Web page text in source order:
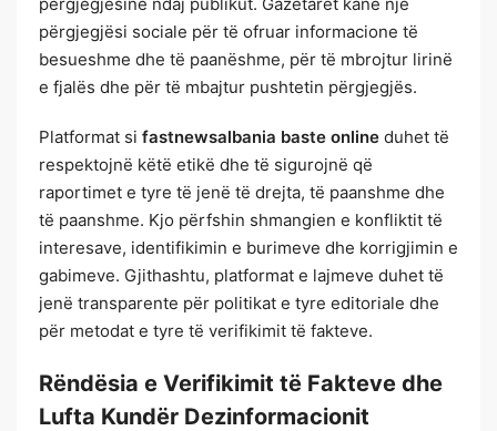
përgjegjësi sociale për të ofruar informacione të
besueshme dhe të paanëshme, për të mbrojtur lirinë
e fjalës dhe për të mbajtur pushtetin përgjegjës.
Platformat si fastnewsalbania baste online duhet të
respektojnë këtë etikë dhe të sigurojnë që
raportimet e tyre të jenë të drejta, të paanshme dhe
të paanshme. Kjo përfshin shmangien e konfliktit të
interesave, identifikimin e burimeve dhe korrigjimin e
gabimeve. Gjithashtu, platformat e lajmeve duhet të
jenë transparente për politikat e tyre editoriale dhe
për metodat e tyre të verifikimit të fakteve.
Rëndësia e Verifikimit të Fakteve dhe
Lufta Kundër Dezinformacionit